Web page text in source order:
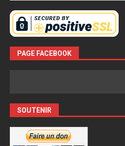
PAGE FACEBOOK
SOUTENIR